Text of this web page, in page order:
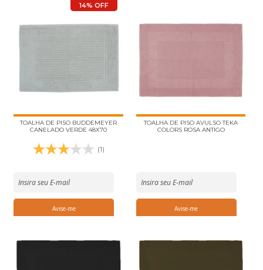
14% OFF
TOALHA DE PISO BUDDEMEYER
CANELADO VERDE 48X70
(1)
TOALHA DE PISO AVULSO TEKA
COLORS ROSA ANTIGO